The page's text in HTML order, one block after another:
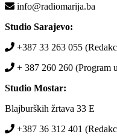
info@radiomarija.ba
Studio Sarajevo:
+387 33 263 055
+ 387 260 260 (Program
Studio Mostar:
Blajburških žrtava 33 E
+387 36 312 401